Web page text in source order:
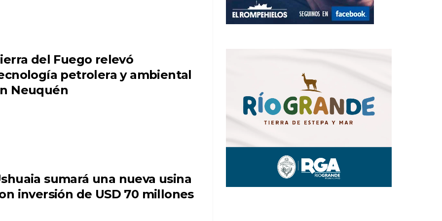
del Fuego relevó
petrolera y ambiental
Neuquén
sumará una nueva usina
inversión de USD 70 millones